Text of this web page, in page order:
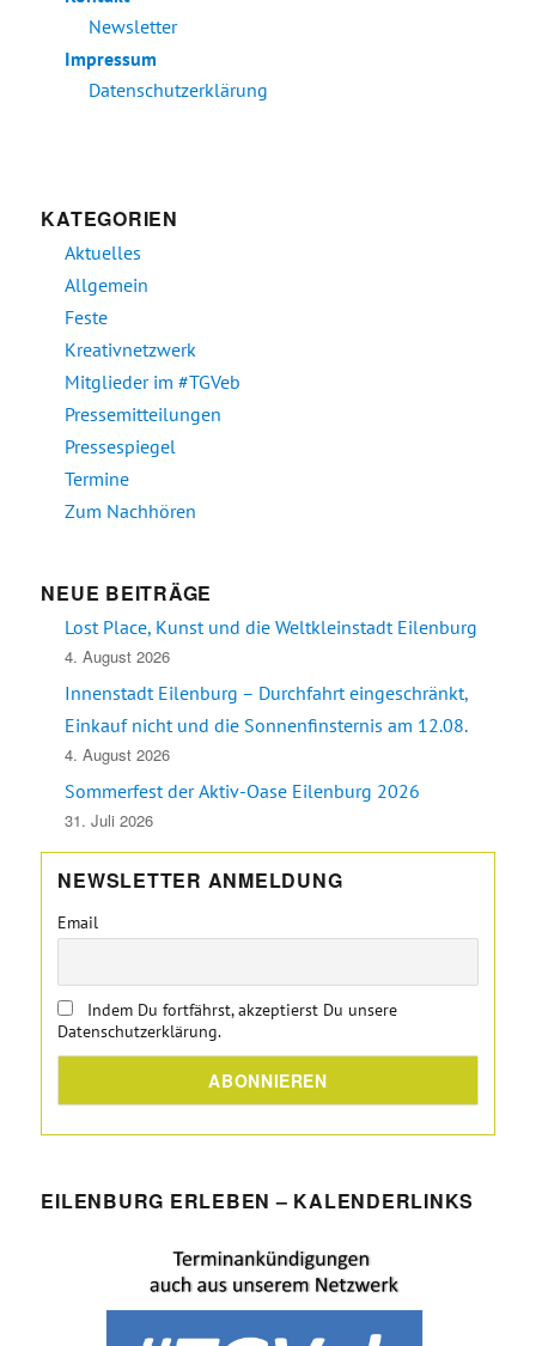
Newsletter
Impressum
Datenschutzerklärung
KATEGORIEN
Aktuelles
Allgemein
Feste
Kreativnetzwerk
Mitglieder im #TGVeb
Pressemitteilungen
Pressespiegel
Termine
Zum Nachhören
NEUE BEITRÄGE
Lost Place, Kunst und die Weltkleinstadt Eilenburg
4. August 2026
Innenstadt Eilenburg – Durchfahrt eingeschränkt,
Einkauf nicht und die Sonnenfinsternis am 12.08.
4. August 2026
Sommerfest der Aktiv-Oase Eilenburg 2026
31. Juli 2026
NEWSLETTER ANMELDUNG
Email
Indem Du fortfährst, akzeptierst Du unsere
Datenschutzerklärung.
EILENBURG ERLEBEN – KALENDERLINKS